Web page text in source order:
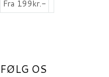
Fra 199kr.-
FØLG OS